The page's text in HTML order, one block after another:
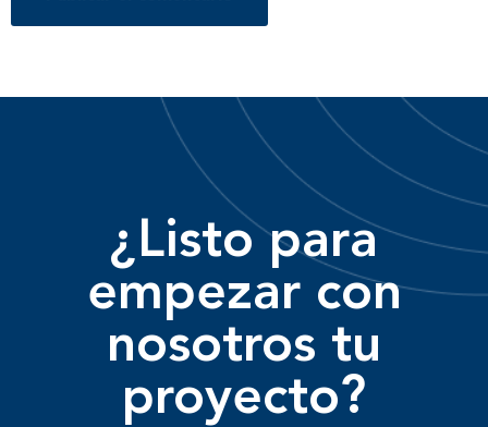
¿Listo para
empezar con
nosotros tu
proyecto?